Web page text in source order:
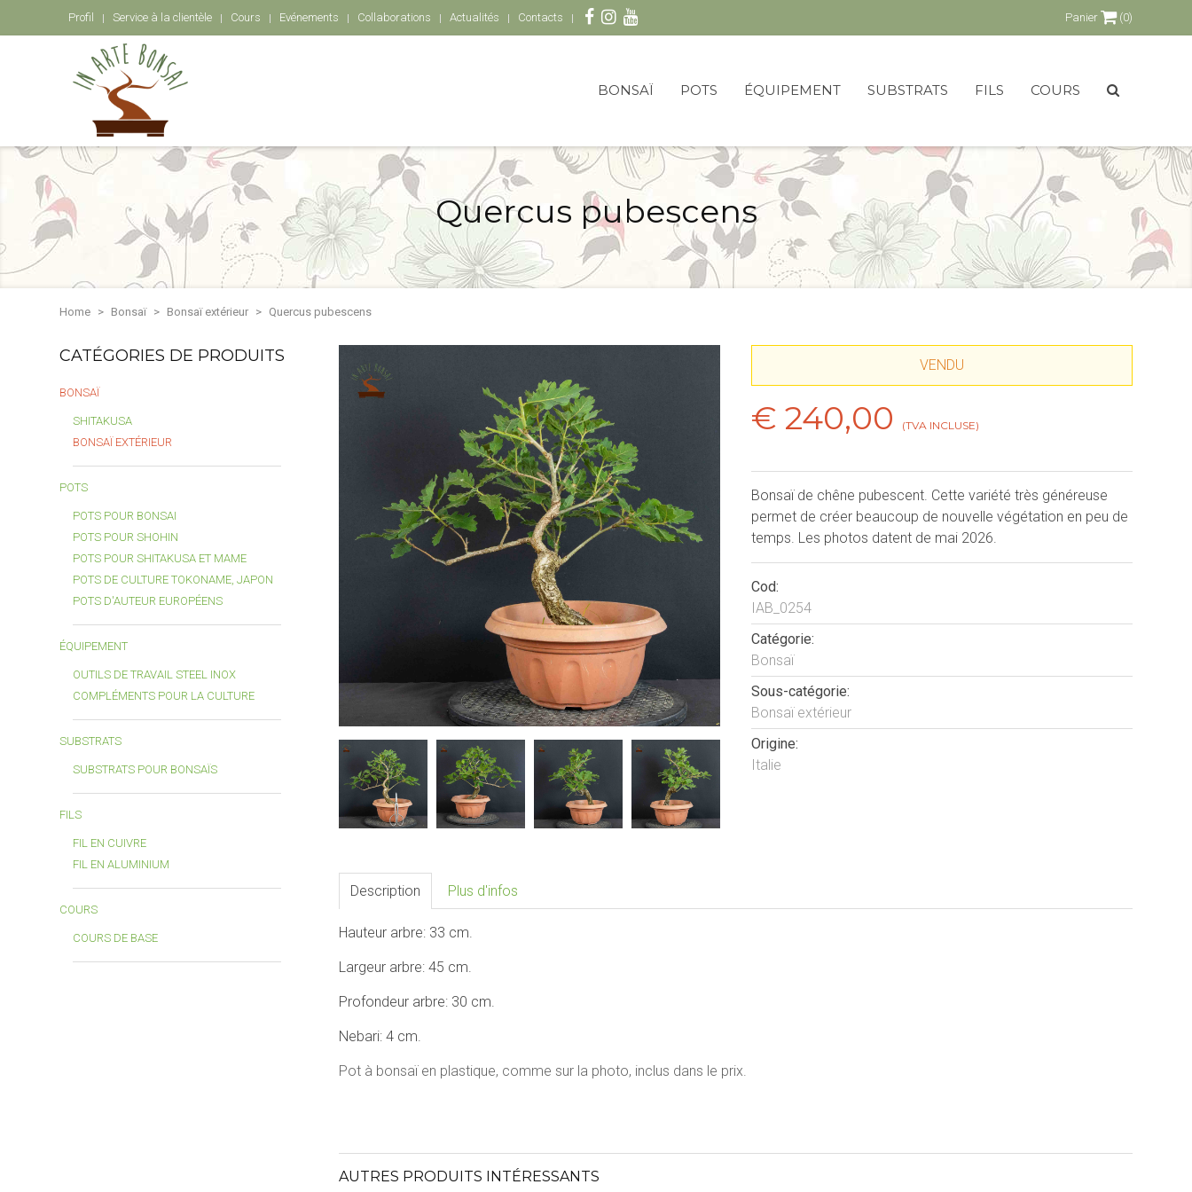
Profil Service à la clientèle Cours Evénements Collaborations Actualités Contacts Panier (0)
BONSAÏ POTS ÉQUIPEMENT SUBSTRATS FILS COURS
Quercus pubescens
Home Bonsaï Bonsaï extérieur Quercus pubescens
CATÉGORIES DE PRODUITS
BONSAÏ
SHITAKUSA
BONSAÏ EXTÉRIEUR
POTS
POTS POUR BONSAI
POTS POUR SHOHIN
POTS POUR SHITAKUSA ET MAME
POTS DE CULTURE TOKONAME, JAPON
POTS D'AUTEUR EUROPÉENS
ÉQUIPEMENT
OUTILS DE TRAVAIL STEEL INOX
COMPLÉMENTS POUR LA CULTURE
SUBSTRATS
SUBSTRATS POUR BONSAÏS
FILS
FIL EN CUIVRE
FIL EN ALUMINIUM
COURS
COURS DE BASE
VENDU
€ 240,00 (TVA INCLUSE)
Bonsaï de chêne pubescent. Cette variété très généreuse
permet de créer beaucoup de nouvelle végétation en peu de
temps. Les photos datent de mai 2026.
Cod:
IAB_0254
Catégorie:
Bonsaï
Sous-catégorie:
Bonsaï extérieur
Origine:
Italie
Description Plus d'infos
Hauteur arbre: 33 cm.
Largeur arbre: 45 cm.
Profondeur arbre: 30 cm.
Nebari: 4 cm.
Pot à bonsaï en plastique, comme sur la photo, inclus dans le prix.
AUTRES PRODUITS INTÉRESSANTS